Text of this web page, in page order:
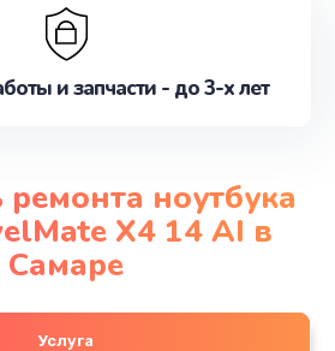
и запчасти - до 3-х лет
ноутбука
X4 14 AI в
Самаре
Услуга